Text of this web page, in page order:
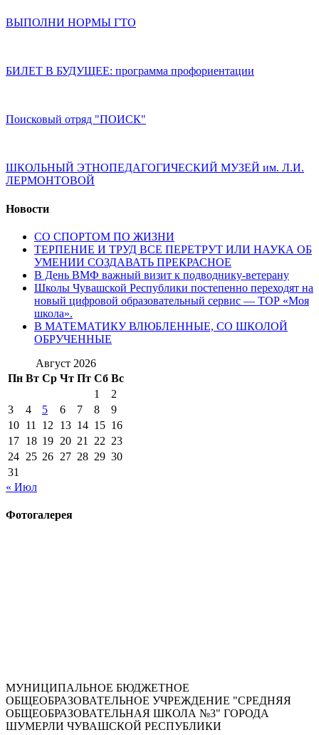
ВЫПОЛНИ НОРМЫ ГТО
БИЛЕТ В БУДУЩЕЕ: программа профориентации
Поисковый отряд "ПОИСК"
ШКОЛЬНЫЙ ЭТНОПЕДАГОГИЧЕСКИЙ МУЗЕЙ им. Л.И.
ЛЕРМОНТОВОЙ
Новости
СО СПОРТОМ ПО ЖИЗНИ
ТЕРПЕНИЕ И ТРУД ВСЕ ПЕРЕТРУТ ИЛИ НАУКА ОБ
УМЕНИИ СОЗДАВАТЬ ПРЕКРАСНОЕ
В День ВМФ важный визит к подводнику-ветерану
Школы Чувашской Республики постепенно переходят на
новый цифровой образовательный сервис — ТОР «Моя
школа».
В МАТЕМАТИКУ ВЛЮБЛЕННЫЕ, СО ШКОЛОЙ
ОБРУЧЕННЫЕ
Август 2026
Пн Вт Ср Чт Пт Сб Вс
1
2
3
4 5 6 7 8
9
10 11 12 13 14 15 16
17 18 19 20 21 22 23
24 25 26 27 28 29 30
31
« Июл
Фотогалерея
МУНИЦИПАЛЬНОЕ БЮДЖЕТНОЕ
ОБЩЕОБРАЗОВАТЕЛЬНОЕ УЧРЕЖДЕНИЕ "СРЕДНЯЯ
ОБЩЕОБРАЗОВАТЕЛЬНАЯ ШКОЛА №3" ГОРОДА
ШУМЕРЛИ ЧУВАШСКОЙ РЕСПУБЛИКИ